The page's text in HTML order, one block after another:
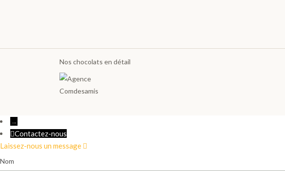
Nos chocolats en détail
→
Contactez-nous
Laissez-nous un message
Nom